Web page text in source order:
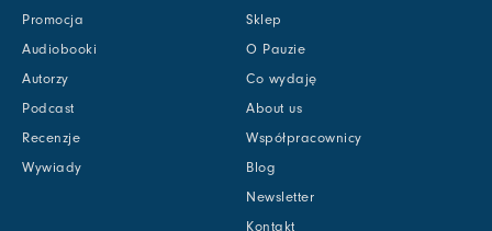
Promocja
Audiobooki
Autorzy
Podcast
Recenzje
Wywiady
Sklep
O Pauzie
Co wydaję
About us
Współpracownicy
Blog
Newsletter
Kontakt